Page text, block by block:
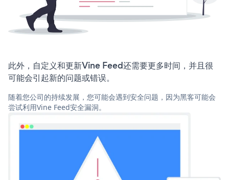
此外，自定义和更新Vine Feed还需要更多时间，并且很
可能会引起新的问题或错误。
随着您公司的持续发展，您可能会遇到安全问题，因为黑客可能会
尝试利用Vine Feed安全漏洞。